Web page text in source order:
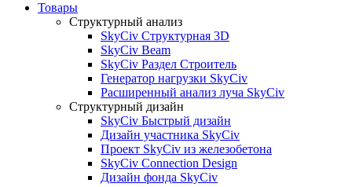
Товары
Структурный анализ
SkyCiv Структурная 3D
SkyCiv Beam
SkyCiv Раздел Строитель
Генератор нагрузки SkyCiv
Расширенный анализ луча SkyCiv
Структурный дизайн
SkyCiv Быстрый дизайн
Дизайн участника SkyCiv
Проект SkyCiv из железобетона
SkyCiv Connection Design
Дизайн фонда SkyCiv